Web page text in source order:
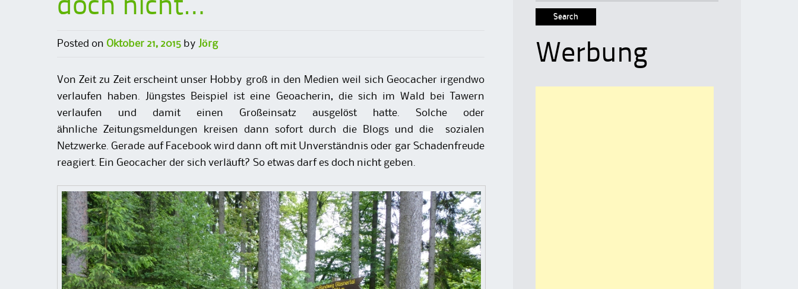
doch nicht…
Posted on Oktober 21, 2015 by Jörg
Von Zeit zu Zeit erscheint unser Hobby groß in den Medien weil sich Geocacher irgendwo
verlaufen haben. Jüngstes Beispiel ist eine Geoacherin, die sich im Wald bei Tawern
verlaufen und damit einen Großeinsatz ausgelöst hatte. Solche oder
ähnliche Zeitungsmeldungen kreisen dann sofort durch die Blogs und die sozialen
Netzwerke. Gerade auf Facebook wird dann oft mit Unverständnis oder gar Schadenfreude
reagiert. Ein Geocacher der sich verläuft? So etwas darf es doch nicht geben.
Werbung